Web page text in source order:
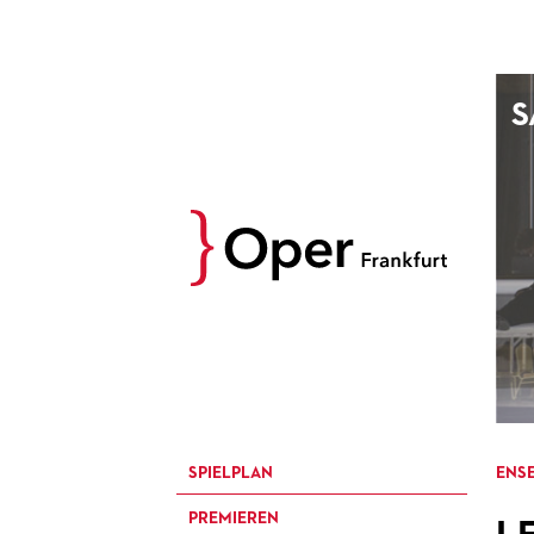
10
11
18 19
27
SPIELPLAN
PREMIEREN